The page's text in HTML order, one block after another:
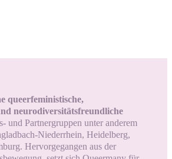
queerfeministische,
neurodiversitätsfreundliche
und Partnergruppen unter anderem
Niederrhein, Heidelberg,
Hervorgegangen aus der